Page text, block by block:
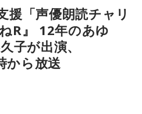
DJセットへ。真鍋大度は今
ジナルのマルチトラック音源
中心にプレイ。「1919」
」「A WONGGA DANCE
absinthe」などの坂本氏の名曲
クが印象的で、真鍋大度の隣
リンクを果たしたDJセットが
ュラー放送に先駆け、ベルー
武ライオンズ 対 北海道日本ハ
送。
前特番『プロ野球開幕直前！
、浜松町・文化放送メディア
撃陣の底上げ。新戦力として
ン選手が加入したほか、ルー
弥選手が開幕スタメンに向け猛
、2025年のスローガン「ALL
援「声優朗読チャリ
R』 12年のあゆ
子が出演、
から放送